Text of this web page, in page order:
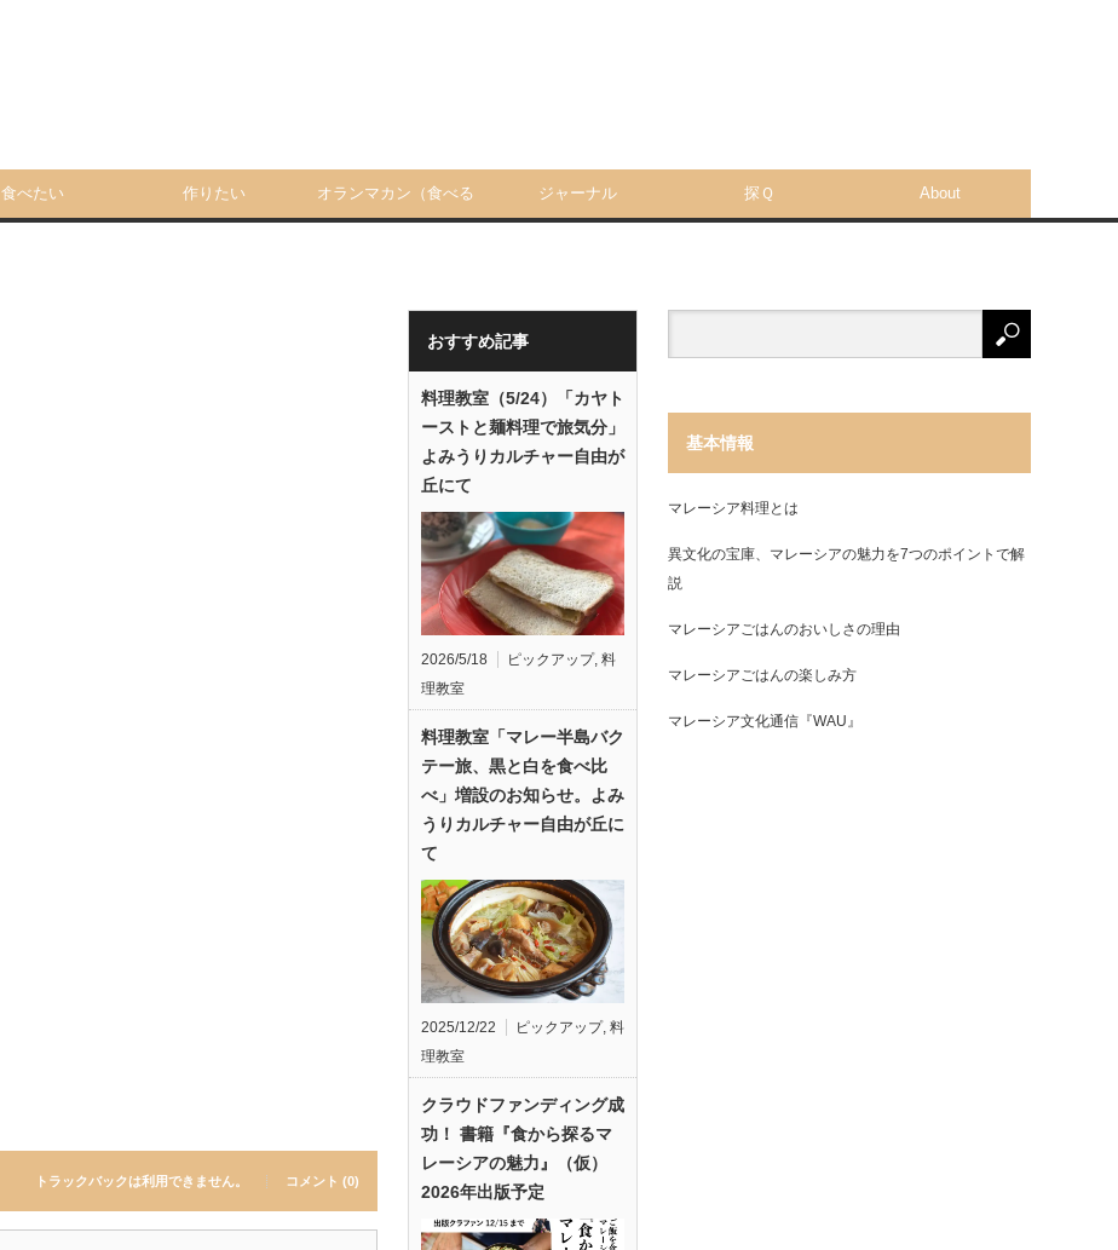
食べたい 作りたい オランマカン（食べる ジャーナル 探Ｑ About
トラックバックは利用できません。 コメント (0)
おすすめ記事
料理教室（5/24）「カヤト
ーストと麺料理で旅気分」
よみうりカルチャー自由が
丘にて
2026/5/18 ピックアップ, 料
理教室
料理教室「マレー半島バク
テー旅、黒と白を食べ比
べ」増設のお知らせ。よみ
うりカルチャー自由が丘に
て
2025/12/22 ピックアップ, 料
理教室
クラウドファンディング成
功！ 書籍『食から探るマ
レーシアの魅力』（仮）
2026年出版予定
基本情報
マレーシア料理とは
異文化の宝庫、マレーシアの魅力を7つのポイントで解
説
マレーシアごはんのおいしさの理由
マレーシアごはんの楽しみ方
マレーシア文化通信『WAU』